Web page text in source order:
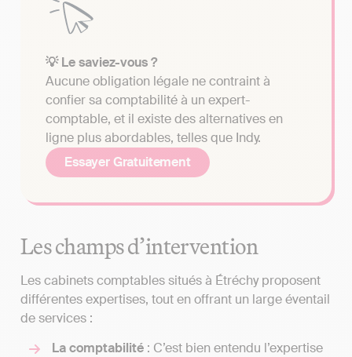
💡 Le saviez-vous ?
Aucune obligation légale ne contraint à
confier sa comptabilité à un expert-
comptable, et il existe des alternatives en
ligne plus abordables, telles que Indy.
Essayer Gratuitement
Les champs d’intervention
Les cabinets comptables situés à Étréchy proposent
différentes expertises, tout en offrant un large éventail
de services :
La comptabilité : C’est bien entendu l’expertise